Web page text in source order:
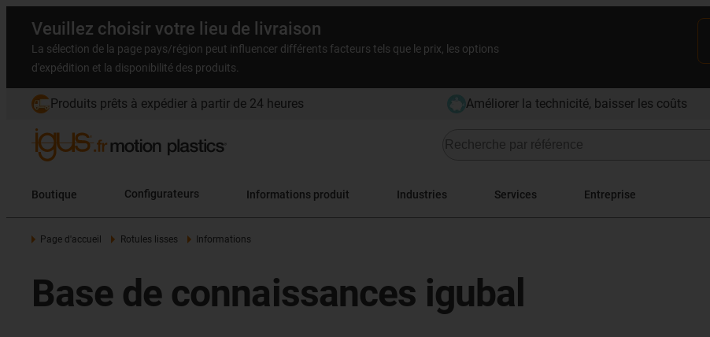
Veuillez choisir votre lieu de livraison
La sélection de la page pays/région peut influencer différents facteurs tels que le prix, les options
d'expédition et la disponibilité des produits.
Produits prêts à expédier à partir de 24 heures Améliorer la technicité, baisser les coûts
Boutique Configurateurs Informations produit Industries Services Entreprise
Page d'accueil Rotules lisses Informations
Base de connaissances igubal